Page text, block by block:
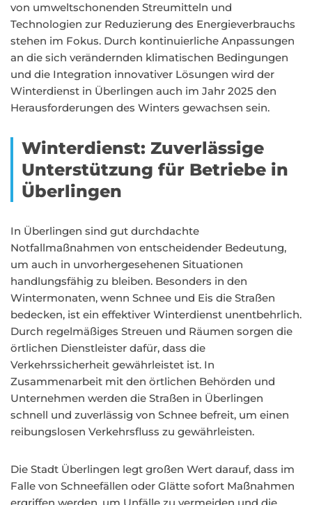
von umweltschonenden Streumitteln und
Technologien zur Reduzierung des Energieverbrauchs
stehen im Fokus. Durch kontinuierliche Anpassungen
an die sich verändernden klimatischen Bedingungen
und die Integration innovativer Lösungen wird der
Winterdienst in Überlingen auch im Jahr 2025 den
Herausforderungen des Winters gewachsen sein.
Winterdienst: Zuverlässige
Unterstützung für Betriebe in
Überlingen
In Überlingen sind gut durchdachte
Notfallmaßnahmen von entscheidender Bedeutung,
um auch in unvorhergesehenen Situationen
handlungsfähig zu bleiben. Besonders in den
Wintermonaten, wenn Schnee und Eis die Straßen
bedecken, ist ein effektiver Winterdienst unentbehrlich.
Durch regelmäßiges Streuen und Räumen sorgen die
örtlichen Dienstleister dafür, dass die
Verkehrssicherheit gewährleistet ist. In
Zusammenarbeit mit den örtlichen Behörden und
Unternehmen werden die Straßen in Überlingen
schnell und zuverlässig von Schnee befreit, um einen
reibungslosen Verkehrsfluss zu gewährleisten.
Die Stadt Überlingen legt großen Wert darauf, dass im
Falle von Schneefällen oder Glätte sofort Maßnahmen